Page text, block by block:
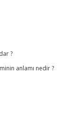
?
anlamı nedir ?